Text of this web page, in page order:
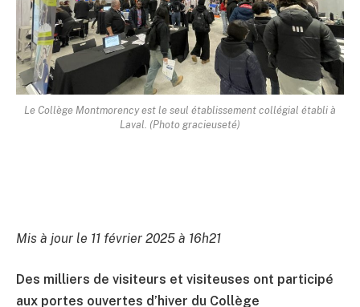
Le Collège Montmorency est le seul établissement collégial établi à
Laval. (Photo gracieuseté)
Mis à jour le 11 février 2025 à 16h21
Des milliers de visiteurs et visiteuses ont participé
aux portes ouvertes d’hiver du Collège